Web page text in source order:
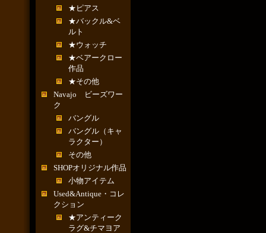
★ピアス
★バックル&ベ
ルト
★ウォッチ
★ベアークロー
作品
★その他
Navajo ビーズワー
ク
バングル
バングル（キャ
ラクター）
その他
SHOPオリジナル作品
小物アイテム
Used&Antique・コレ
クション
★アンティーク
ラグ&チマヨア